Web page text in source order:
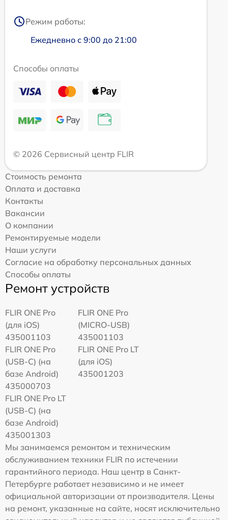
Режим работы:
Ежедневно с 9:00 до 21:00
Способы оплаты
© 2026 Сервисный центр FLIR
Стоимость ремонта
Оплата и доставка
Контакты
Вакансии
О компании
Ремонтируемые модели
Наши услуги
Согласие на обработку персональных данных
Способы оплаты
Ремонт устройств
FLIR ONE Pro
(для iOS)
435001103
FLIR ONE Pro
(MICRO-USB)
435001103
FLIR ONE Pro
(USB-C) (на
базе Android)
435000703
FLIR ONE Pro LT
(для iOS)
435001203
FLIR ONE Pro LT
(USB-C) (на
базе Android)
435001303
Мы занимаемся ремонтом и техническим
обслуживанием техники FLIR по истечении
гарантийного периода. Наш центр в Санкт-
Петербурге работает независимо и не имеет
официальной авторизации от производителя. Цены
на ремонт, указанные на сайте, носят исключительно